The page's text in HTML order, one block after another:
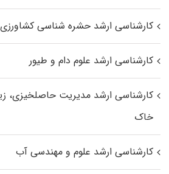
کارشناسی ارشد حشره‌ شناسی کشاورزی
کارشناسی ارشد علوم دام و طیور
کارشناسی ارشد مدیریت حاصلخیزی،
خاک
کارشناسی ارشد علوم و مهندسی آب